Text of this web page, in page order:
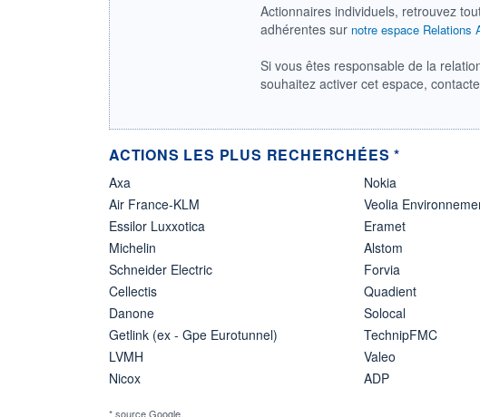
Actionnaires individuels, retrouvez
adhérentes sur notre espace Relations
Si vous êtes responsable de la
souhaitez activer cet espace,
ACTIONS LES PLUS RECHERCHÉES *
Axa
Air France-KLM
Essilor Luxxotica
Michelin
Schneider Electric
Cellectis
Danone
Getlink (ex - Gpe Eurotunnel)
LVMH
Nicox
Nokia
Veolia
Eramet
Alstom
Forvia
Quadient
Solocal
TechnipFMC
Valeo
ADP
* source Google